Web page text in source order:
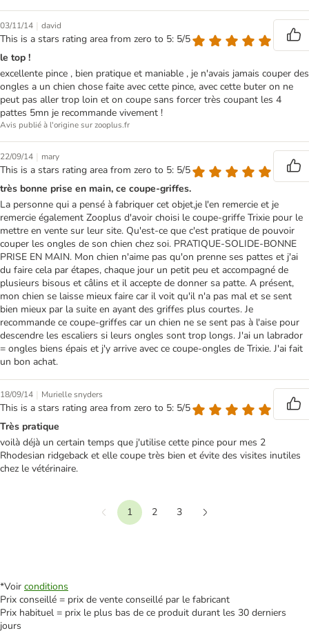
03/11/14 | david
This is a stars rating area from zero to 5: 5/5
le top !
excellente pince , bien pratique et maniable , je n'avais jamais couper des
ongles a un chien chose faite avec cette pince, avec cette buter on ne
peut pas aller trop loin et on coupe sans forcer très coupant les 4
pattes 5mn je recommande vivement !
Avis publié à l'origine sur zooplus.fr
22/09/14 | mary
This is a stars rating area from zero to 5: 5/5
très bonne prise en main, ce coupe-griffes.
La personne qui a pensé à fabriquer cet objet,je l'en remercie et je
remercie également Zooplus d'avoir choisi le coupe-griffe Trixie pour le
mettre en vente sur leur site. Qu'est-ce que c'est pratique de pouvoir
couper les ongles de son chien chez soi. PRATIQUE-SOLIDE-BONNE
PRISE EN MAIN. Mon chien n'aime pas qu'on prenne ses pattes et j'ai
du faire cela par étapes, chaque jour un petit peu et accompagné de
plusieurs bisous et câlins et il accepte de donner sa patte. A présent,
mon chien se laisse mieux faire car il voit qu'il n'a pas mal et se sent
bien mieux par la suite en ayant des griffes plus courtes. Je
recommande ce coupe-griffes car un chien ne se sent pas à l'aise pour
descendre les escaliers si leurs ongles sont trop longs. J'ai un labrador
= ongles biens épais et j'y arrive avec ce coupe-ongles de Trixie. J'ai fait
un bon achat.
18/09/14 | Murielle snyders
This is a stars rating area from zero to 5: 5/5
Très pratique
voilà déjà un certain temps que j'utilise cette pince pour mes 2
Rhodesian ridgeback et elle coupe très bien et évite des visites inutiles
chez le vétérinaire.
Précédent
1 2
3
*Voir conditions
Prix conseillé = prix de vente conseillé par le fabricant
Prix habituel = prix le plus bas de ce produit durant les 30 derniers
jours